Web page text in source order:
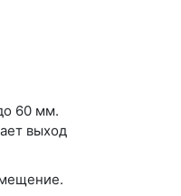
60 мм.
выход